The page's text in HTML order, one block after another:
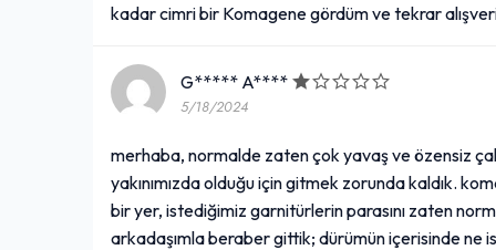
+ 175 gr. çiğ köfte, Eti Crax Chili lime, çift lavaş, seçeceğiniz 5 çeşit garnitür, seçeceğiniz 2 çeşit sos
+
Nescafe Xpress Original
70,00₺
(25 cl.)
kadar cimri bir Komagene gördüm ve tekrar
G***** A****
5/18/2024
merhaba, normalde zaten çok yavaş ve özensiz
yakınımızda olduğu için gitmek zorunda kaldık.
bir yer, istediğimiz garnitürlerin parasını zaten
arkadaşımla beraber gittik; dürümün içerisinde